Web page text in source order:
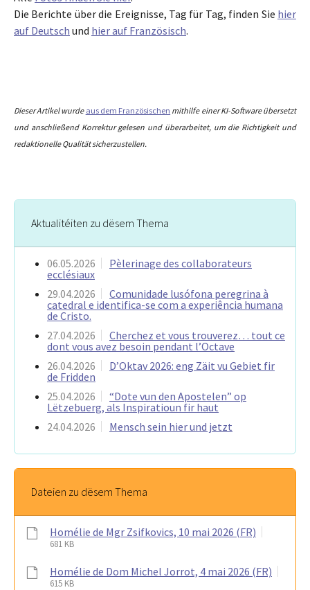
Die Berichte über die Ereignisse, Tag für Tag, finden Sie hier
auf Deutsch und hier auf Französisch.
Dieser Artikel wurde aus dem Französischen mithilfe einer KI-Software übersetzt
und anschließend Korrektur gelesen und überarbeitet, um die Richtigkeit und
redaktionelle Qualität sicherzustellen.
Aktualitéiten zu dësem Thema
06.05.2026
Pèlerinage des collaborateurs
ecclésiaux
29.04.2026
Comunidade lusófona peregrina à
catedral e identifica-se com a experiência humana
de Cristo.
27.04.2026
Cherchez et vous trouverez… tout ce
dont vous avez besoin pendant l’Octave
26.04.2026
D’Oktav 2026: eng Zäit vu Gebiet fir
de Fridden
25.04.2026
“Dote vun den Apostelen” op
Lëtzebuerg, als Inspiratioun fir haut
24.04.2026
Mensch sein hier und jetzt
Dateien zu dësem Thema
Homélie de Mgr Zsifkovics, 10 mai 2026 (FR)
681 KB
Homélie de Dom Michel Jorrot, 4 mai 2026 (FR)
615 KB